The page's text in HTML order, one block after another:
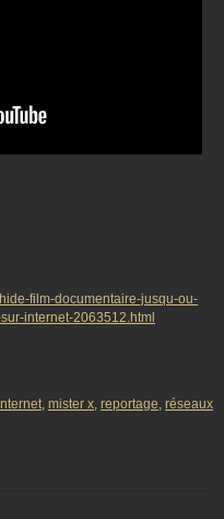
film-documentaire-jusqu-ou-
internet-2063512.html
, mister x, reportage, réseaux